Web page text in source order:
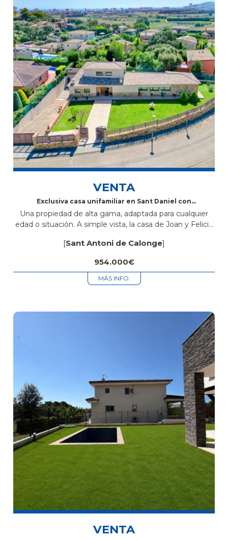
VENTA
Exclusiva casa unifamiliar en Sant Daniel con
Una propiedad de alta gama, adaptada para cualquier
edad o situación. A simple vista, la casa de Joan y Felicia
[Sant Antoni de Calonge]
954.000€
MÁS INFO.
VENTA